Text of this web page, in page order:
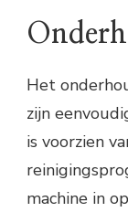
Het
zijn
is voorzien
machine in